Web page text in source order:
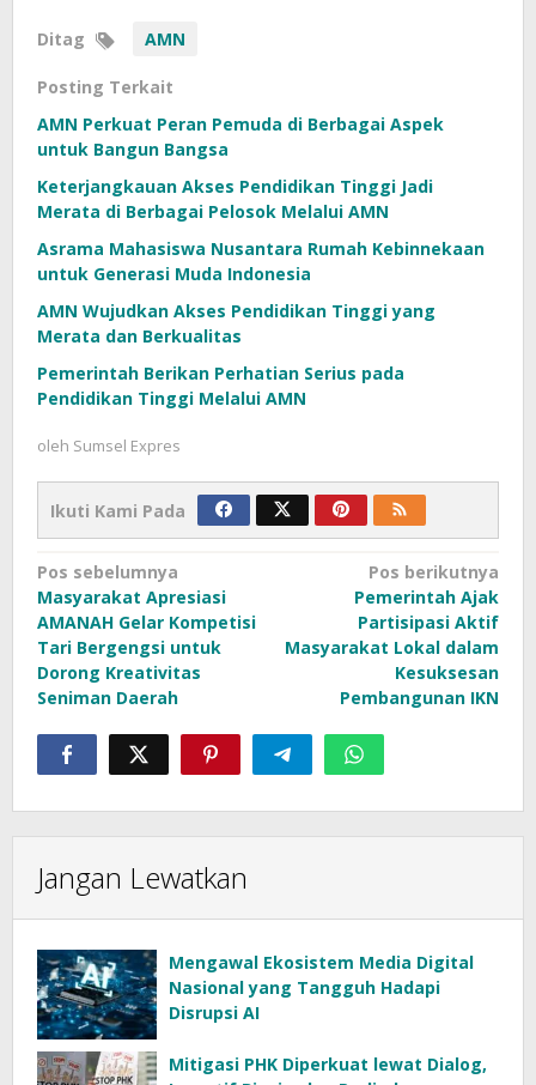
Ditag AMN
Posting Terkait
AMN Perkuat Peran Pemuda di Berbagai Aspek
untuk Bangun Bangsa
Keterjangkauan Akses Pendidikan Tinggi Jadi
Merata di Berbagai Pelosok Melalui AMN
Asrama Mahasiswa Nusantara Rumah Kebinnekaan
untuk Generasi Muda Indonesia
AMN Wujudkan Akses Pendidikan Tinggi yang
Merata dan Berkualitas
Pemerintah Berikan Perhatian Serius pada
Pendidikan Tinggi Melalui AMN
oleh Sumsel Expres
Ikuti Kami Pada
Navigasi
pos
Pos sebelumnya
Masyarakat Apresiasi
AMANAH Gelar Kompetisi
Tari Bergengsi untuk
Dorong Kreativitas
Seniman Daerah
Pos berikutnya
Pemerintah Ajak
Partisipasi Aktif
Masyarakat Lokal dalam
Kesuksesan
Pembangunan IKN
Jangan Lewatkan
Mengawal Ekosistem Media Digital
Nasional yang Tangguh Hadapi
Disrupsi AI
Mitigasi PHK Diperkuat lewat Dialog,